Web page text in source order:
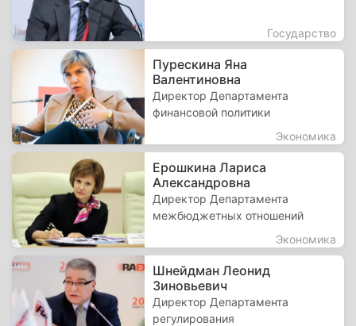
Государство
Пурескина Яна
Валентиновна
Директор Департамента
финансовой политики
Экономика
Ерошкина Лариса
Александровна
Директор Департамента
межбюджетных отношений
Экономика
Шнейдман Леонид
Зиновьевич
Директор Департамента
регулирования